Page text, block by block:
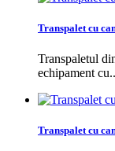
Transpalet cu
Transpaletul
echipament
Transpalet cu